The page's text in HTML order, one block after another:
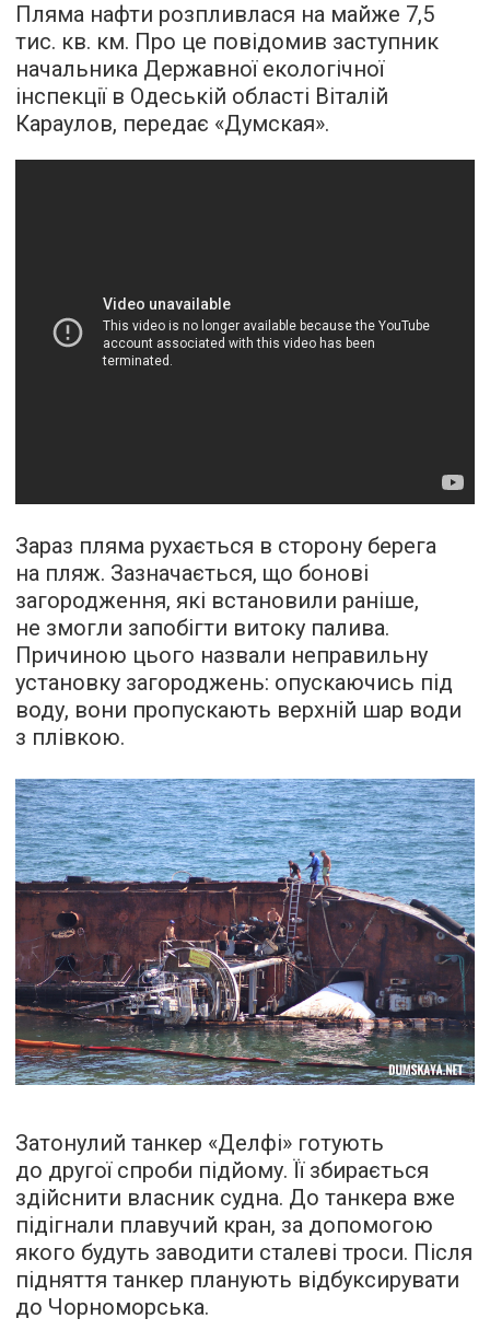
Пляма нафти розпливлася на майже 7,5
тис. кв. км. Про це повідомив заступник
начальника Державної екологічної
інспекції в Одеській області Віталій
Караулов, передає «Думская».
Зараз пляма рухається в сторону берега
на пляж. Зазначається, що бонові
загородження, які встановили раніше,
не змогли запобігти витоку палива.
Причиною цього назвали неправильну
установку загороджень: опускаючись під
воду, вони пропускають верхній шар води
з плівкою.
Затонулий танкер «Делфі» готують
до другої спроби підйому. Її збирається
здійснити власник судна. До танкера вже
підігнали плавучий кран, за допомогою
якого будуть заводити сталеві троси. Після
підняття танкер планують відбуксирувати
до Чорноморська.